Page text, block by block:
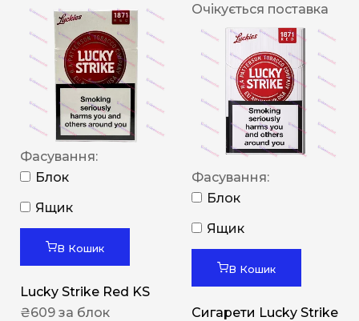
Фасування:
Блок
Ящик
В Кошик
Lucky Strike Red KS
₴609 за блок
Очікується поставка
Фасування:
Блок
Ящик
В Кошик
Сигарети Lucky Strike